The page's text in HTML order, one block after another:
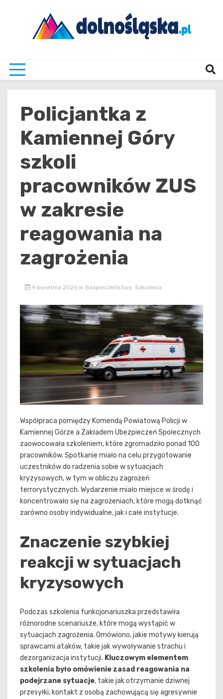
Policjantka z
Kamiennej Góry
szkoli
pracowników ZUS
w zakresie
reagowania na
zagrożenia
9 kwietnia 2026 w Bezpieczeństwo Szkolenia
Współpraca pomiędzy Komendą Powiatową Policji w
Kamiennej Górze a Zakładem Ubezpieczeń Społecznych
zaowocowała szkoleniem, które zgromadziło ponad 100
pracowników. Spotkanie miało na celu przygotowanie
uczestników do radzenia sobie w sytuacjach
kryzysowych, w tym w obliczu zagrożeń
terrorystycznych. Wydarzenie miało miejsce w środę i
koncentrowało się na zagrożeniach, które mogą dotknąć
zarówno osoby indywidualne, jak i całe instytucje.
Znaczenie szybkiej
reakcji w sytuacjach
kryzysowych
Podczas szkolenia funkcjonariuszka przedstawiła
różnorodne scenariusze, które mogą wystąpić w
sytuacjach zagrożenia. Omówiono, jakie motywy kierują
sprawcami ataków, takie jak wywoływanie strachu i
dezorganizacja instytucji. Kluczowym elementem
szkolenia było omówienie zasad reagowania na
podejrzane sytuacje, takie jak otrzymanie dziwnej
przesyłki, kontakt z osobą zachowującą się agresywnie